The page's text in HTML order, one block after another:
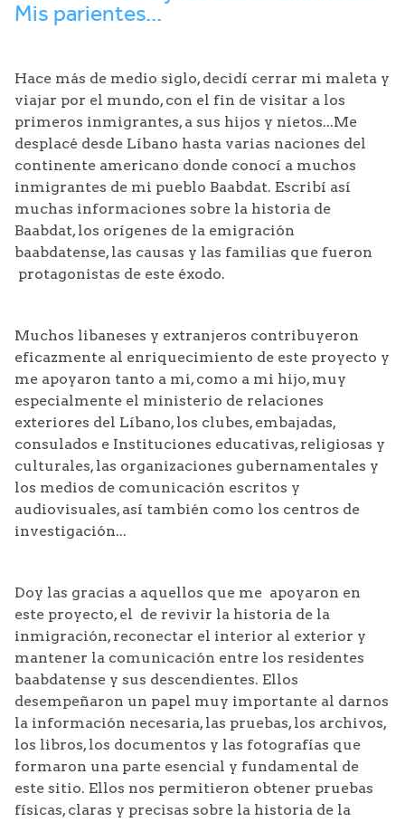
Mis parientes...
Hace más de medio siglo, decidí cerrar mi maleta y
viajar por el mundo, con el fin de visitar a los
primeros inmigrantes, a sus hijos y nietos...Me
desplacé desde Líbano hasta varias naciones del
continente americano donde conocí a muchos
inmigrantes de mi pueblo Baabdat. Escribí así
muchas informaciones sobre la historia de
Baabdat, los orígenes de la emigración
baabdatense, las causas y las familias que fueron
protagonistas de este éxodo.
Muchos libaneses y extranjeros contribuyeron
eficazmente al enriquecimiento de este proyecto y
me apoyaron tanto a mi, como a mi hijo, muy
especialmente el ministerio de relaciones
exteriores del Líbano, los clubes, embajadas,
consulados e Instituciones educativas, religiosas y
culturales, las organizaciones gubernamentales y
los medios de comunicación escritos y
audiovisuales, así también como los centros de
investigación...
Doy las gracias a aquellos que me apoyaron en
este proyecto, el de revivir la historia de la
inmigración, reconectar el interior al exterior y
mantener la comunicación entre los residentes
baabdatense y sus descendientes. Ellos
desempeñaron un papel muy importante al darnos
la información necesaria, las pruebas, los archivos,
los libros, los documentos y las fotografías que
formaron una parte esencial y fundamental de
este sitio. Ellos nos permitieron obtener pruebas
físicas, claras y precisas sobre la historia de la